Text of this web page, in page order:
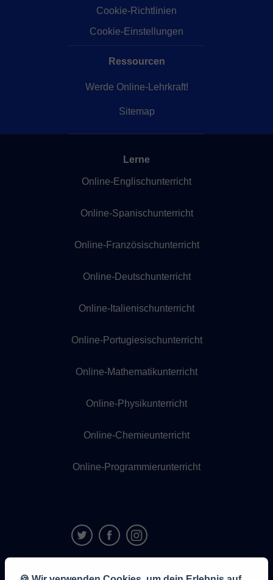
Cookie-Richtlinien
Cookie-Einstellungen
Ressourcen
Werde Online-Lehrkraft!
Sitemap
Lerne
Online-Englischunterricht
Online-Spanischunterricht
Online-Französischunterricht
Online-Deutschunterricht
Online-Italienischunterricht
Online-Portugiesischunterricht
Online-Mathematikunterricht
Online-Physikunterricht
Online-Chemieunterricht
Online-Programmierunterricht
9,6/10